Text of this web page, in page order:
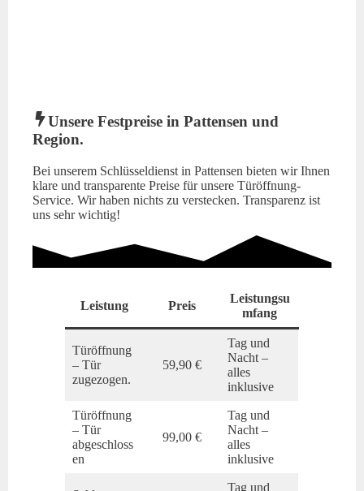
Unsere Festpreise in Pattensen und
Region.
Bei unserem Schlüsseldienst in Pattensen bieten wir Ihnen
klare und transparente Preise für unsere Türöffnung-
Service. Wir haben nichts zu verstecken. Transparenz ist
uns sehr wichtig!
Leistung Preis
Leistungsu
mfang
Türöffnung
– Tür
zugezogen.
59,90 €
Tag und
Nacht –
alles
inklusive
Türöffnung
– Tür
abgeschloss
en
99,00 €
Tag und
Nacht –
alles
inklusive
Tag und